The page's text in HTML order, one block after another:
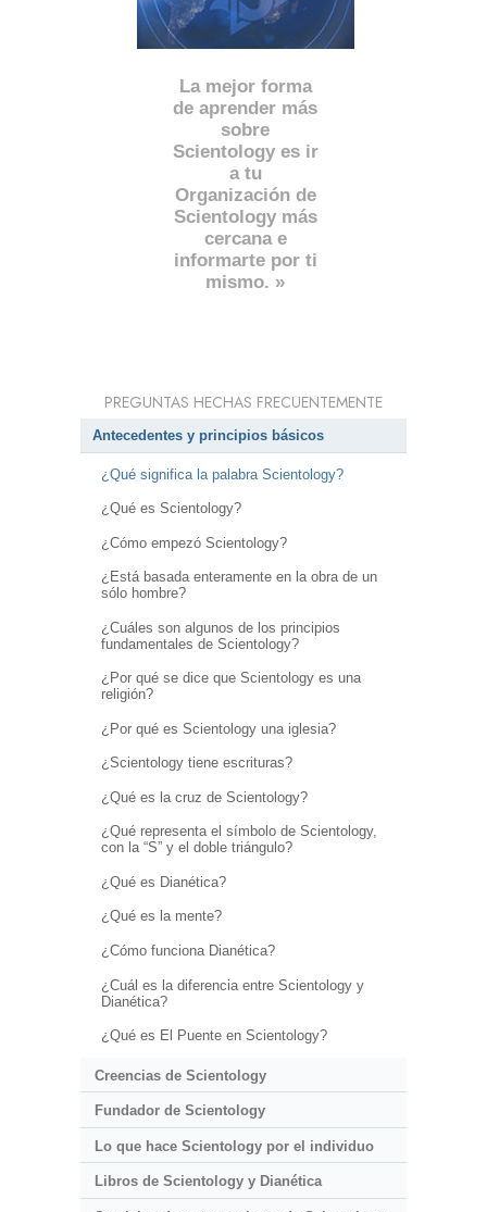
La mejor forma
de aprender más
sobre
Scientology es ir
a tu
Organización de
Scientology más
cercana e
informarte por ti
mismo. »
PREGUNTAS HECHAS FRECUENTEMENTE
Antecedentes y principios básicos
¿Qué significa la palabra Scientology?
¿Qué es Scientology?
¿Cómo empezó Scientology?
¿Está basada enteramente en la obra de un
sólo hombre?
¿Cuáles son algunos de los principios
fundamentales de Scientology?
¿Por qué se dice que Scientology es una
religión?
¿Por qué es Scientology una iglesia?
¿Scientology tiene escrituras?
¿Qué es la cruz de Scientology?
¿Qué representa el símbolo de Scientology,
con la “S” y el doble triángulo?
¿Qué es Dianética?
¿Qué es la mente?
¿Cómo funciona Dianética?
¿Cuál es la diferencia entre Scientology y
Dianética?
¿Qué es El Puente en Scientology?
Creencias de Scientology
Fundador de Scientology
Lo que hace Scientology por el individuo
Libros de Scientology y Dianética